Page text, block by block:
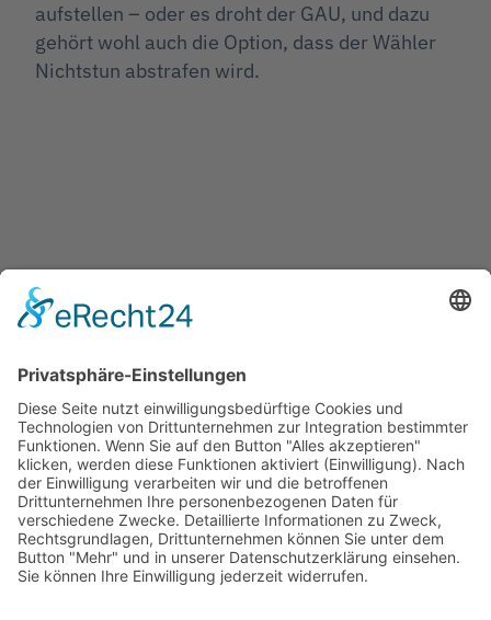
aufstellen – oder es droht der GAU, und dazu
gehört wohl auch die Option, dass der Wähler
Nichtstun abstrafen wird.
Jetzt teilen
Facebook Twitter
Pinterest WhatsApp Telegram
XING Email